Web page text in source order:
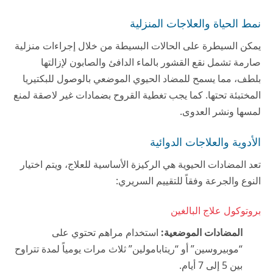
نمط الحياة والعلاجات المنزلية
يمكن السيطرة على الحالات البسيطة من خلال إجراءات منزلية
صارمة تشمل نقع القشور بالماء الدافئ والصابون لإزالتها
بلطف، مما يسمح للمضاد الحيوي الموضعي بالوصول للبكتيريا
المختبئة تحتها. كما يجب تغطية القروح بضمادات غير لاصقة لمنع
لمسها ونشر العدوى.
الأدوية والعلاجات الدوائية
تعد المضادات الحيوية هي الركيزة الأساسية للعلاج، ويتم اختيار
النوع والجرعة وفقاً للتقييم السريري:
بروتوكول علاج البالغين
المضادات الموضعية: استخدام مراهم تحتوي على
“موبيروسين” أو “ريتابامولين” ثلاث مرات يومياً لمدة تتراوح
بين 5 إلى 7 أيام.